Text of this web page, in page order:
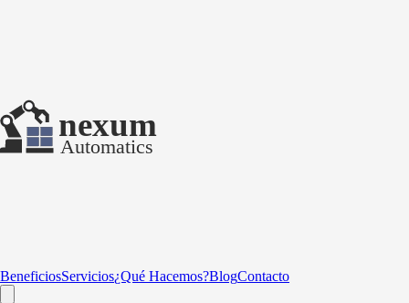
BeneficiosServicios¿Qué Hacemos?BlogContacto